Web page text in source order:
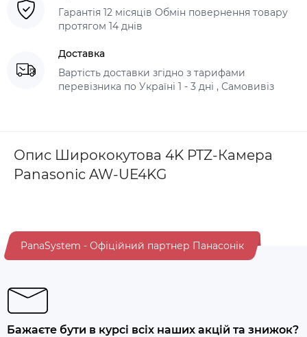
Гарантія 12 місяців Обмін повернення товару
протягом 14 днів
Доставка
Вартість доставки згідно з тарифами
перевізника по Україні 1 - 3 дні , Самовивіз
Опис Ширококутова 4K PTZ-Камера
Panasonic AW-UE4KG
PanaSystem - Офіційний партнер Панасонік
Бажаєте бути в курсі всіх наших акцій та знижок?